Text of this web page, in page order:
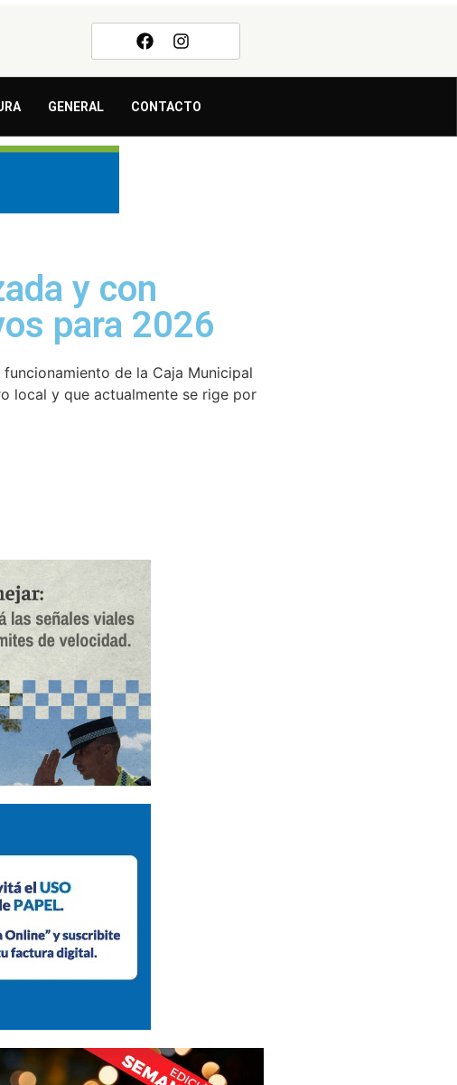
GENERAL CONTACTO
y con
para 2026
de la Caja Municipal
local y que actualmente se rige por